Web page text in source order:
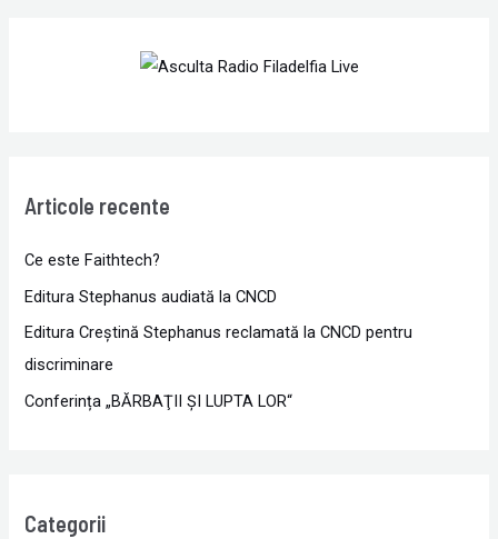
Articole recente
Ce este Faithtech?
Editura Stephanus audiată la CNCD
Editura Creștină Stephanus reclamată la CNCD pentru
discriminare
Conferința „BĂRBAŢII ŞI LUPTA LOR“
Categorii